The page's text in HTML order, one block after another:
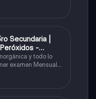
Secundaria |
-
y todo lo
examen Mensual